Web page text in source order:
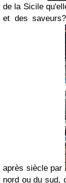
de la Sicile
et des
après siècle par
nord ou du sud,